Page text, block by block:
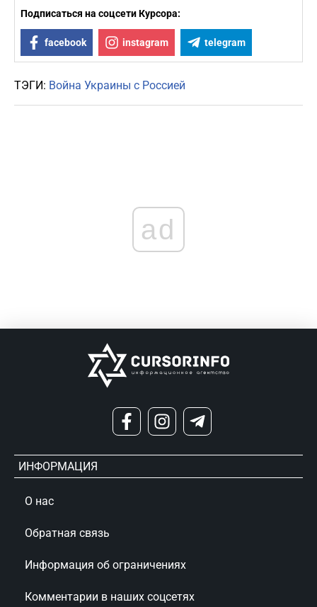
Подписаться на соцсети Курсора:
facebook instagram telegram
ТЭГИ: Война Украины с Россией
ad
ИНФОРМАЦИЯ
О нас
Обратная связь
Информация об ограничениях
Комментарии в наших соцсетях